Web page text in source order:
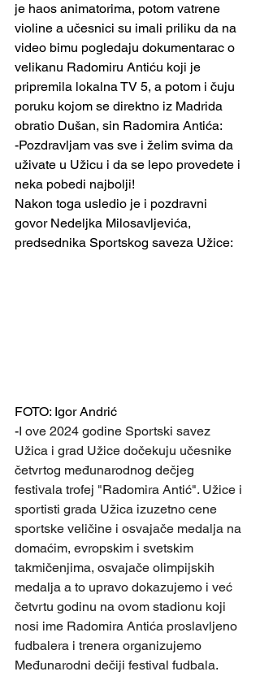
je haos animatorima, potom vatrene
violine a učesnici su imali priliku da na
video bimu pogledaju dokumentarac o
velikanu Radomiru Antiću koji je
pripremila lokalna TV 5, a potom i čuju
poruku kojom se direktno iz Madrida
obratio Dušan, sin Radomira Antića:
-Pozdravljam vas sve i želim svima da
uživate u Užicu i da se lepo provedete i
neka pobedi najbolji!
Nakon toga usledio je i pozdravni
govor Nedeljka Milosavljevića,
predsednika Sportskog saveza Užice:
FOTO: Igor Andrić
-I ove 2024 godine Sportski savez
Užica i grad Užice dočekuju učesnike
četvrtog međunarodnog dečjeg
festivala trofej "Radomira Antić". Užice i
sportisti grada Užica izuzetno cene
sportske veličine i osvajače medalja na
domaćim, evropskim i svetskim
takmičenjima, osvajače olimpijskih
medalja a to upravo dokazujemo i već
četvrtu godinu na ovom stadionu koji
nosi ime Radomira Antića proslavljeno
fudbalera i trenera organizujemo
Međunarodni dečiji festival fudbala.